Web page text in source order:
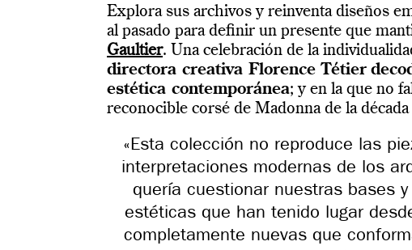
Explora sus archivos y reinventa diseños
al pasado para definir un presente que
Gaultier. Una celebración de la
directora creativa Florence Tétier
estética contemporánea; y en la que no
reconocible corsé de Madonna de la década
«Esta colección no reproduce las
interpretaciones modernas de los
quería cuestionar nuestras bases
estéticas que han tenido lugar
completamente nuevas que